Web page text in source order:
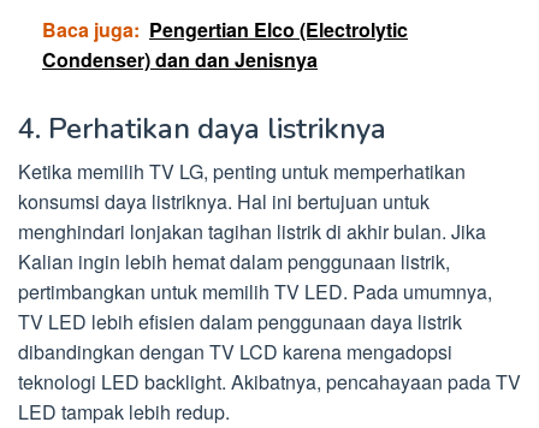
Baca juga: Pengertian Elco (Electrolytic
Condenser) dan dan Jenisnya
4. Perhatikan daya listriknya
Ketika memilih TV LG, penting untuk memperhatikan
konsumsi daya listriknya. Hal ini bertujuan untuk
menghindari lonjakan tagihan listrik di akhir bulan. Jika
Kalian ingin lebih hemat dalam penggunaan listrik,
pertimbangkan untuk memilih TV LED. Pada umumnya,
TV LED lebih efisien dalam penggunaan daya listrik
dibandingkan dengan TV LCD karena mengadopsi
teknologi LED backlight. Akibatnya, pencahayaan pada TV
LED tampak lebih redup.